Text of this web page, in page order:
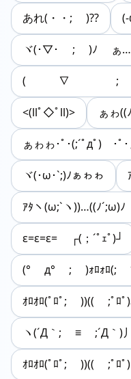
あれ(・・; )??
ヾ(･▽･ ; )ﾉ ぁ…
(￣￣￣∇￣￣￣ ;
<(llﾟ◇ﾟll)> ぁゎ
ぁゎゎ･ﾟ･(;´ﾟдﾟ)ゞ･ﾟ
ヾ(･ω･`;)ﾉぁゎゎ
ｱﾀヽ(ω;`ヽ))…((ﾉ´;ω)
ε=ε=ε= ┌(；´ﾟｪﾟ)┘
(° д° ; )ｫﾛｫﾛ(;
ｵﾛｵﾛ(ﾟﾛﾟ; ))(( ;ﾟﾛﾟ)
ヽ(´Д｀; ≡ ;´Д｀)丿
ｵﾛｵﾛ(ﾟﾛﾟ; ))(( ;ﾟﾛ